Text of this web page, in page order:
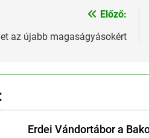
Előző:
az újabb magaságyásokért
Erdei Vándortábor a